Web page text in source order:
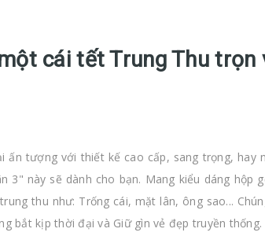
cái tết Trung Thu trọn
tượng với thiết kế cao cấp, sang trọng, hay
3" này sẽ dành cho bạn. Mang kiểu dáng hộp
thu như: Trống cái, mặt lân, ông sao...
bắt kịp thời đại và Giữ gìn vẻ đẹp truyền thống.